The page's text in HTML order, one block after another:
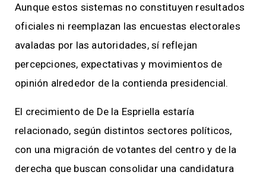
Aunque estos sistemas no constituyen resultados
oficiales ni reemplazan las encuestas electorales
avaladas por las autoridades, sí reflejan
percepciones, expectativas y movimientos de
opinión alrededor de la contienda presidencial.
El crecimiento de De la Espriella estaría
relacionado, según distintos sectores políticos,
con una migración de votantes del centro y de la
derecha que buscan consolidar una candidatura